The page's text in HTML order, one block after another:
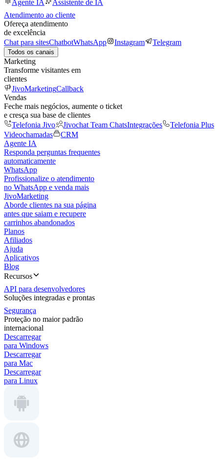
Agente IA
Assistente de IA
Atendimento ao cliente
Ofereça atendimento
de excelência
Chat para sitesChatbotWhatsApp Instagram Telegram
Todos os canais
Marketing
Transforme visitantes em
clientes
JivoMarketingCallback
Vendas
Feche mais negócios, aumente o ticket
e cresça sua base de clientes
Telefonia Jivo
Jivochat Team ChatsIntegrações
Telefonia Plus
Videochamadas
CRM
Agente IA
Responda perguntas frequentes
automaticamente
WhatsApp
Profissionalize o atendimento
no WhatsApp e venda mais
JivoMarketing
Aborde clientes na sua página
antes que saiam e recupere
carrinhos abandonados
Planos
Afiliados
Ajuda
Aplicativos
Blog
Recursos
API para desenvolvedores
Soluções integradas e prontas
Segurança
Proteção no maior padrão
internacional
Descarregar
para Windows
Descarregar
para Mac
Descarregar
para Linux